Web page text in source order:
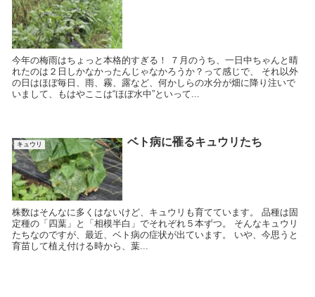
今年の梅雨はちょっと本格的すぎる！ ７月のうち、一日中ちゃんと晴
れたのは２日しかなかったんじゃなかろうか？って感じで、 それ以外
の日はほぼ毎日、雨、霧、露など、何かしらの水分が畑に降り注いで
いまして、もはやここは“ほぼ水中”といって...
キュウリ ベト病に罹るキュウリたち
株数はそんなに多くはないけど、キュウリも育てています。 品種は固
定種の「四葉」と「相模半白」でそれぞれ５本ずつ。 そんなキュウリ
たちなのですが、最近、ベト病の症状が出ています。 いや、今思うと
育苗して植え付ける時から、葉...